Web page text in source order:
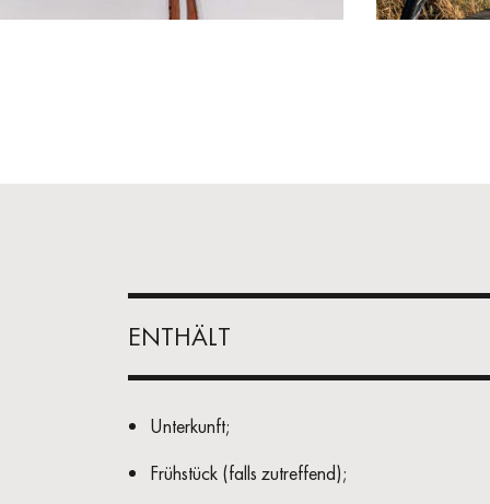
ENTHÄLT
Unterkunft;
Frühstück (falls zutreffend);